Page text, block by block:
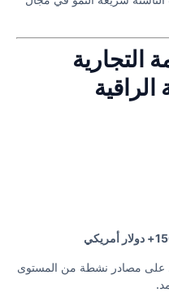
التجارية
الراقية
على مصادر نشطة من المستوى